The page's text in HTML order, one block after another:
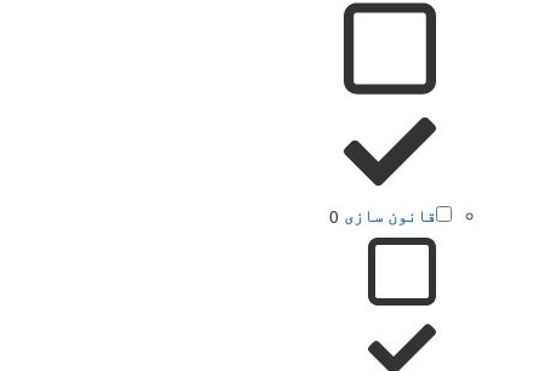
قانون سازی 0